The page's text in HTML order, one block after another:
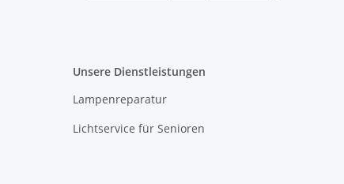
Unsere Dienstleistungen
Lampenreparatur
Lichtservice für Senioren